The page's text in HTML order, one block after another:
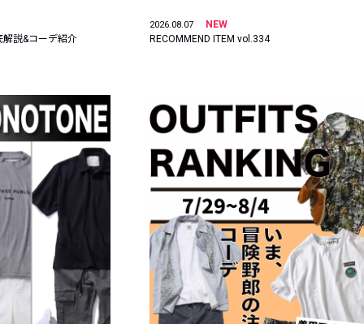
解説&コーデ紹介
2026.08.07
NEW
RECOMMEND ITEM vol.334